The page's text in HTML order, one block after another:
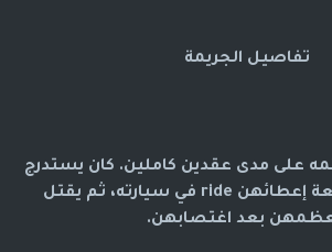
تفاصيل الجريمة
على مدى عقدين كاملين. كان يستدرج
النساء تحت ذريعة إعطائهن ride في سيارته، ثم يقتل
بعد اغتصابهن.